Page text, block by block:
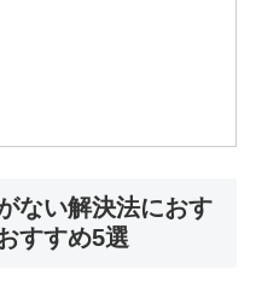
ない解決法におす
すすめ5選